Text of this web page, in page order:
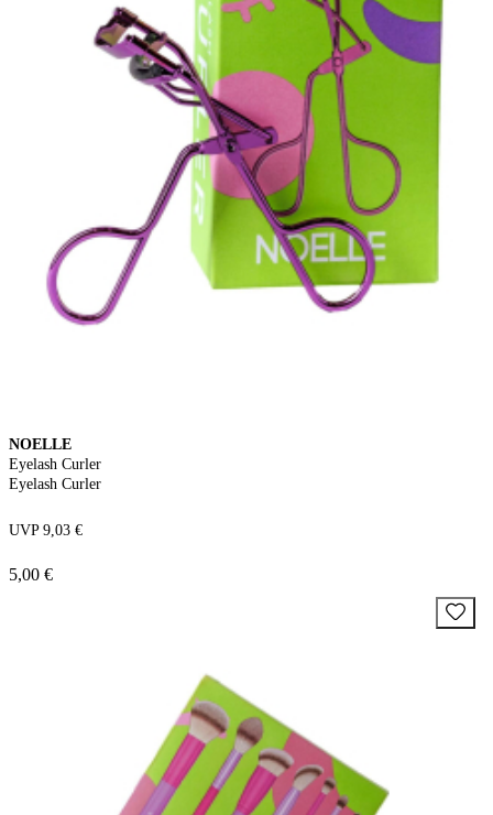
NOELLE
Eyelash Curler
Eyelash Curler
UVP 9,03 €
5,00 €